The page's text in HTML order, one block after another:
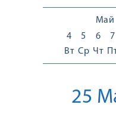
Май
4
Вт
5
Ср
6
Чт
7
25